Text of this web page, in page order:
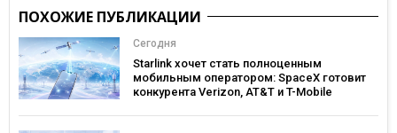
ПОХОЖИЕ ПУБЛИКАЦИИ
Сегодня
Starlink хочет стать полноценным
мобильным оператором: SpaceX готовит
конкурента Verizon, AT&T и T-Mobile